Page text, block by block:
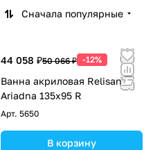
Сначала популярные
44 058 ₽50 066 ₽ -12%
Ванна акриловая Relisan
Ariadna 135х95 R
Арт. 5650
В корзину